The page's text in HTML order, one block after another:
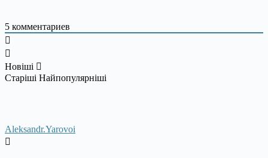
5 комментариев
Новіші
Старіші Найпопулярніші
Aleksandr.Yarovoi